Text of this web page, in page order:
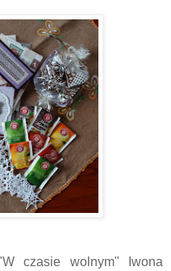
czasie wolnym" Iwona